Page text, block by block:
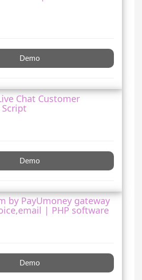
Demo
Chat Customer
Demo
by PayUmoney gateway
| PHP software
Demo